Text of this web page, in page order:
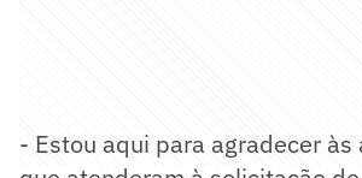
- Estou aqui para agradecer